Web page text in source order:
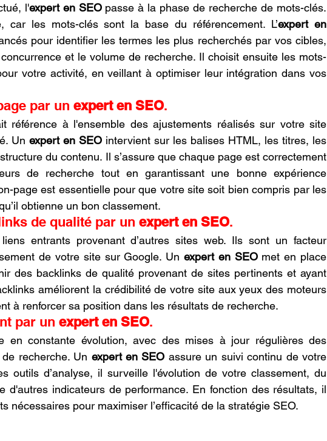
l'expert en SEO passe à la phase de recherche de mots-clés.
car les mots-clés sont la base du référencement. L’expert en
pour identifier les termes les plus recherchés par vos cibles,
et le volume de recherche. Il choisit ensuite les mots-
votre activité, en veillant à optimiser leur intégration dans vos
par un expert en SEO.
référence à l'ensemble des ajustements réalisés sur votre site
Un expert en SEO intervient sur les balises HTML, les titres, les
du contenu. Il s’assure que chaque page est correctement
de recherche tout en garantissant une bonne expérience
page est essentielle pour que votre site soit bien compris par les
obtienne un bon classement.
de qualité par un expert en SEO.
entrants provenant d’autres sites web. Ils sont un facteur
de votre site sur Google. Un expert en SEO met en place
des backlinks de qualité provenant de sites pertinents et ayant
améliorent la crédibilité de votre site aux yeux des moteurs
à renforcer sa position dans les résultats de recherche.
par un expert en SEO.
en constante évolution, avec des mises à jour régulières des
recherche. Un expert en SEO assure un suivi continu de votre
outils d’analyse, il surveille l'évolution de votre classement, du
d'autres indicateurs de performance. En fonction des résultats, il
nécessaires pour maximiser l’efficacité de la stratégie SEO.